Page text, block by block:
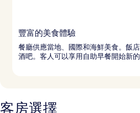
豐富的美食體驗
餐廳供應當地、國際和海鮮美食。飯
酒吧。客人可以享用自助早餐開始新的
客房選擇